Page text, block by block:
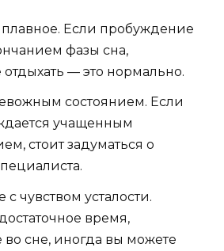
Если пробуждение
фазы сна,
— это нормально.
состоянием. Если
учащенным
стоит задуматься о
чувством усталости.
время,
сне, иногда вы можете